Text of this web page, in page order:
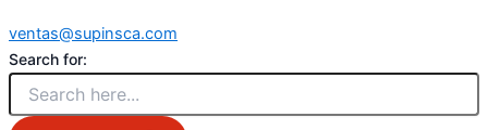
ventas@supinsca.com
Search for: